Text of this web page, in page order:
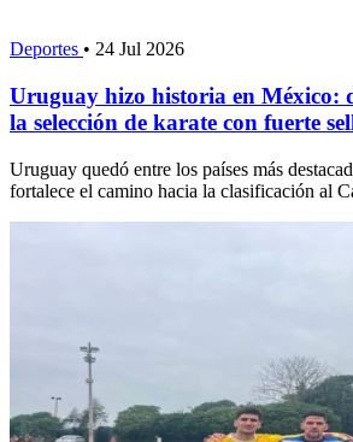
Deportes • 24 Jul 2026
Uruguay hizo historia en México:
la selección de karate con fuerte
Uruguay quedó entre los países más
fortalece el camino hacia la clasificación al